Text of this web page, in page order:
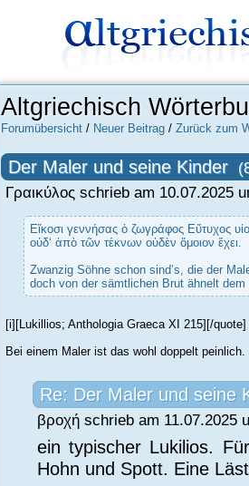
Altgriechisch
Forumübersicht / Neuer Beitrag / Zurück zum
Der Maler und seine Kinder
Γραικύλος schrieb am 10.07.2025
Εἴκοσι γεννήσας ὁ ζωγράφος Εὔτυχος
οὐδ‘ ἀπὸ τῶν τέκνων οὑδὲν ὅμοιον ἔχει.
Zwanzig Söhne schon sind’s, die der
doch von der sämtlichen Brut ähnelt
[i][Lukillios; Anthologia Graeca XI 215][/quote]
Bei einem Maler ist das wohl doppelt peinlich.
Re: Der Maler und seine
βροχή schrieb am 11.07.2025
ein typischer Lukilios.
Hohn und Spott. Eine